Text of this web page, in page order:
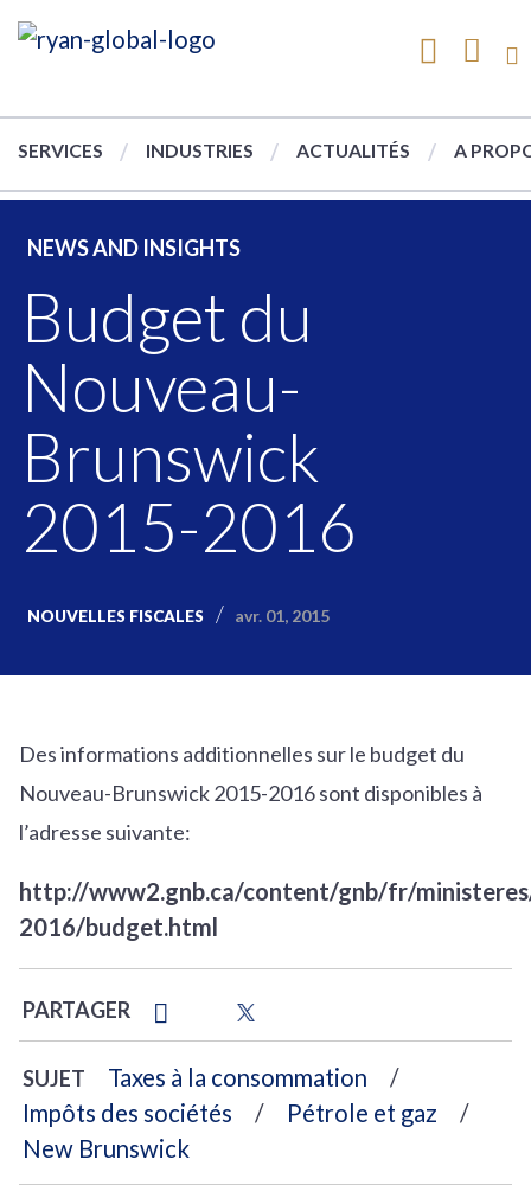
SERVICES INDUSTRIES ACTUALITÉS A
NEWS AND INSIGHTS
Budget du
Nouveau-
Brunswick
2015-2016
NOUVELLES FISCALES avr. 01, 2015
Des informations additionnelles sur le budget du
Nouveau-Brunswick 2015-2016 sont disponibles à
l’adresse suivante:
http://www2.gnb.ca/content/gnb/fr/
2016/budget.html
PARTAGER
SUJET
Taxes à la consommation
Impôts des sociétés
Pétrole et gaz
New Brunswick